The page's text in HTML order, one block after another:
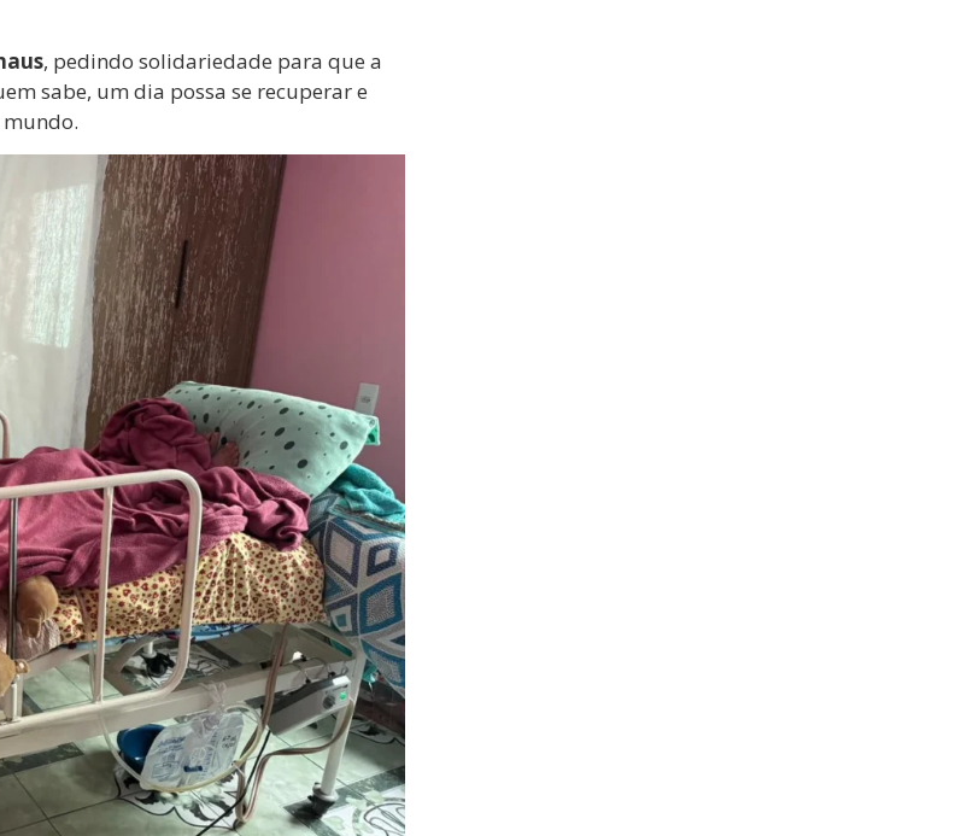
, pedindo solidariedade para que a
sabe, um dia possa se recuperar e